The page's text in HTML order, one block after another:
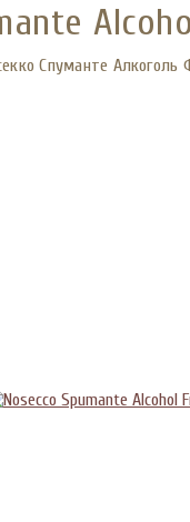
Спуманте Алкоголь